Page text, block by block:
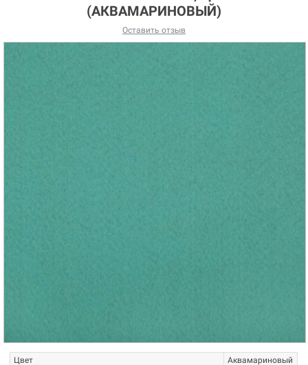
(АКВАМАРИНОВЫЙ)
Оставить отзыв
Цвет
Аквамариновый